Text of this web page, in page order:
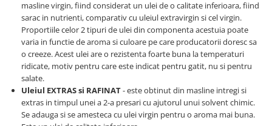
masline virgin, fiind considerat un ulei de o calitate inferioara, fiind
sarac in nutrienti, comparativ cu uleiul extravirgin si cel virgin.
Proportiile celor 2 tipuri de ulei din componenta acestuia poate
varia in functie de aroma si culoare pe care producatorii doresc sa
o creeze. Acest ulei are o rezistenta foarte buna la temperaturi
ridicate, motiv pentru care este indicat pentru gatit, nu si pentru
salate.
Uleiul EXTRAS si RAFINAT- este obtinut din masline intregi si
extras in timpul unei a 2-a presari cu ajutorul unui solvent chimic.
Se adauga si se amesteca cu ulei virgin pentru o aroma mai buna.